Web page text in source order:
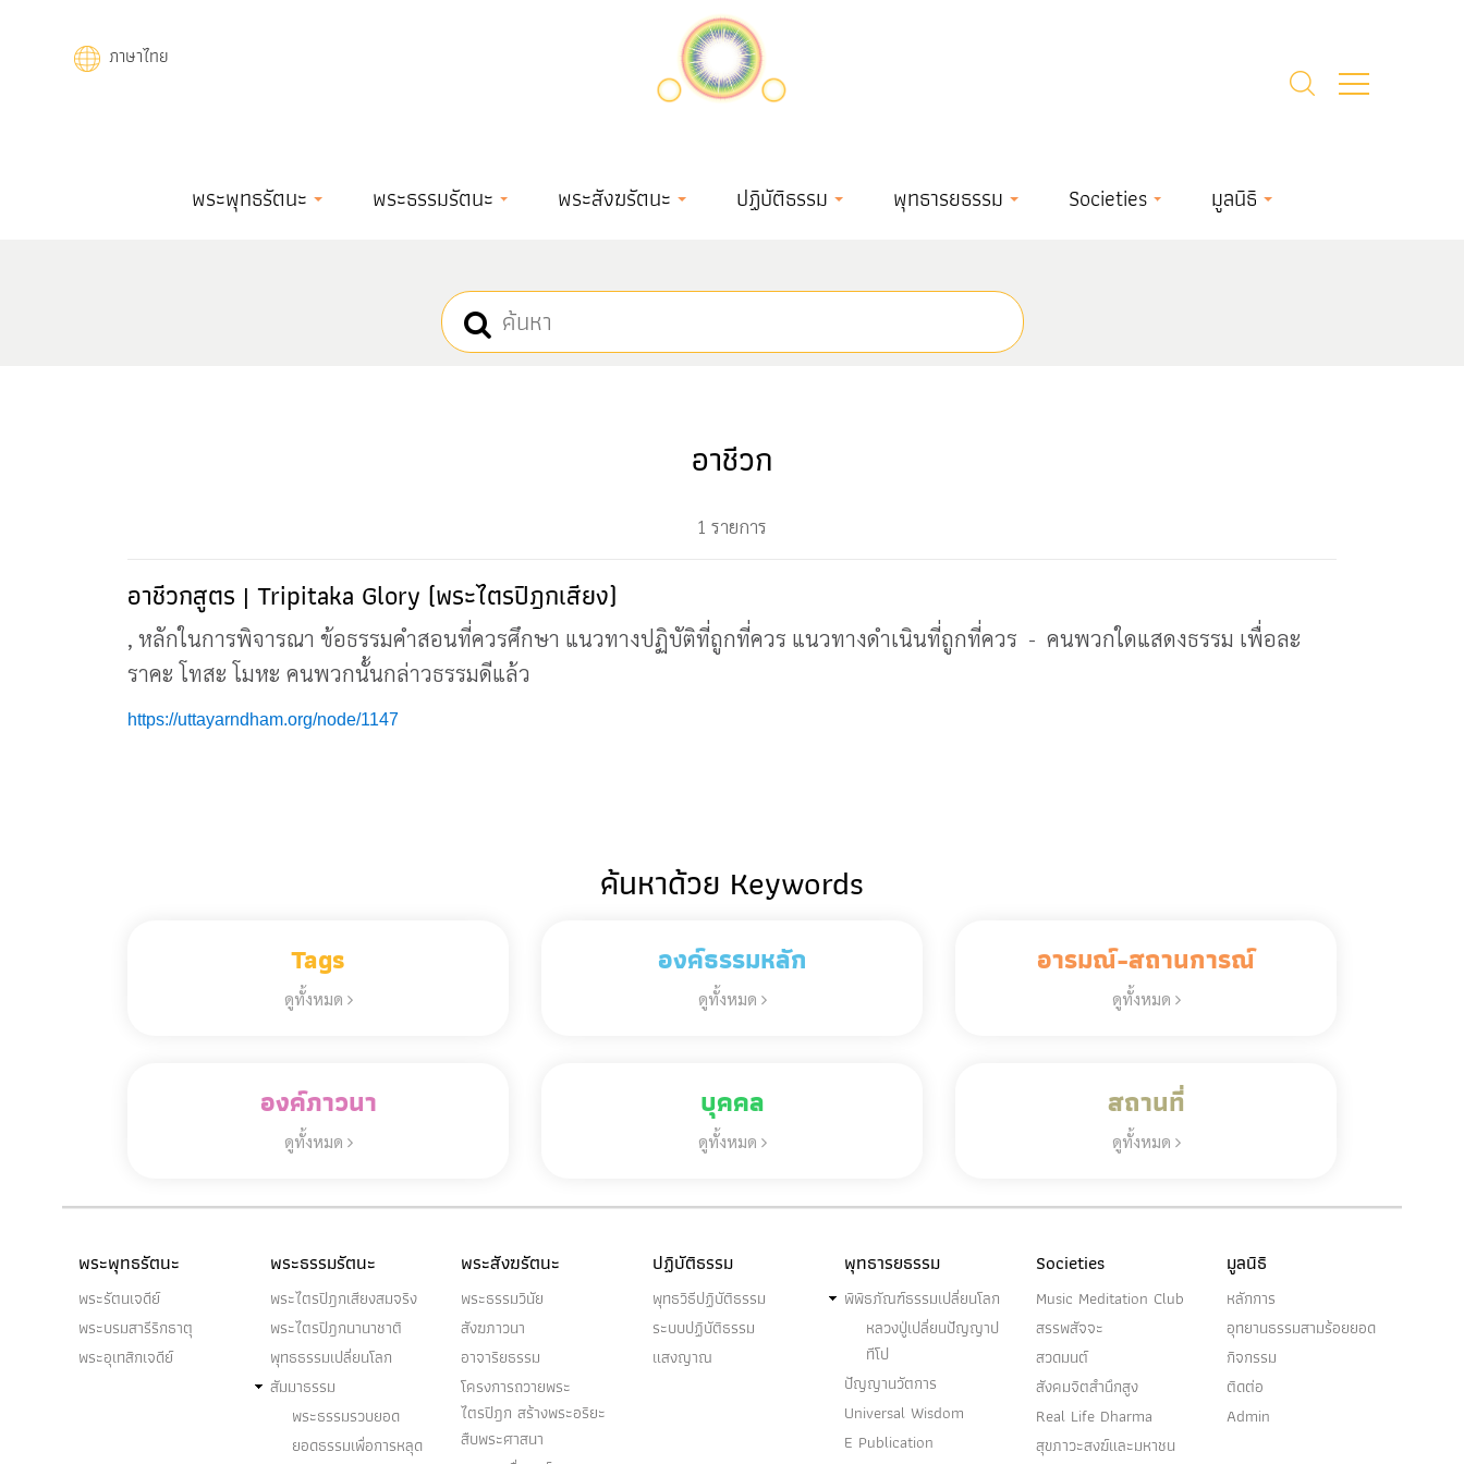
ภาษาไทย
navigationพระพุทธรัตนะ พระธรรมรัตนะ พระสังฆรัตนะ ปฏิบัติธรรม พุทธารยธรรม Societies มูลนิธิ
อาชีวก
1 รายการ
อาชีวกสูตร | Tripitaka Glory (พระไตรปิฎกเสียง)
, หลักในการพิจารณา ข้อธรรมคำสอนที่ควรศึกษา แนวทางปฏิบัติที่ถูกที่ควร แนวทางดำเนินที่ถูกที่ควร - คนพวกใดแสดงธรรม เพื่อละ
ราคะ โทสะ โมหะ คนพวกนั้นกล่าวธรรมดีแล้ว
https://uttayarndham.org/node/1147
ค้นหาด้วย Keywords
Tags
ดูทั้งหมด
องค์ธรรมหลัก
ดูทั้งหมด
อารมณ์-สถานการณ์
ดูทั้งหมด
องค์ภาวนา
ดูทั้งหมด
บุคคล
ดูทั้งหมด
สถานที่
ดูทั้งหมด
พระพุทธรัตนะ
พระรัตนเจดีย์
พระบรมสารีริกธาตุ
พระอุเทสิกเจดีย์
พระธรรมรัตนะ
พระไตรปิฎกเสียงสมจริง
พระไตรปิฎกนานาชาติ
พุทธธรรมเปลี่ยนโลก
สัมมาธรรม
พระธรรมรวบยอด
ยอดธรรมเพื่อการหลุด
พระสังฆรัตนะ
พระธรรมวินัย
สังฆภาวนา
อาจาริยธรรม
โครงการถวายพระ
ไตรปิฎก สร้างพระอริยะ
สืบพระศาสนา
ปฏิบัติธรรม
พุทธวิธีปฏิบัติธรรม
ระบบปฏิบัติธรรม
แสงญาณ
พุทธารยธรรม
พิพิธภัณฑ์ธรรมเปลี่ยนโลก
หลวงปู่เปลี่ยนปัญญาป
ทีโป
ปัญญานวัตการ
Universal Wisdom
E Publication
Societies
Music Meditation Club
สรรพสัจจะ
สวดมนต์
สังคมจิตสำนึกสูง
Real Life Dharma
สุขภาวะสงฆ์และมหาชน
มูลนิธิ
หลักการ
อุทยานธรรมสามร้อยยอด
กิจกรรม
ติดต่อ
Admin